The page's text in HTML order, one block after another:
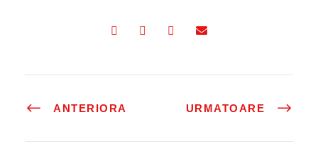
ANTERIORA URMATOARE